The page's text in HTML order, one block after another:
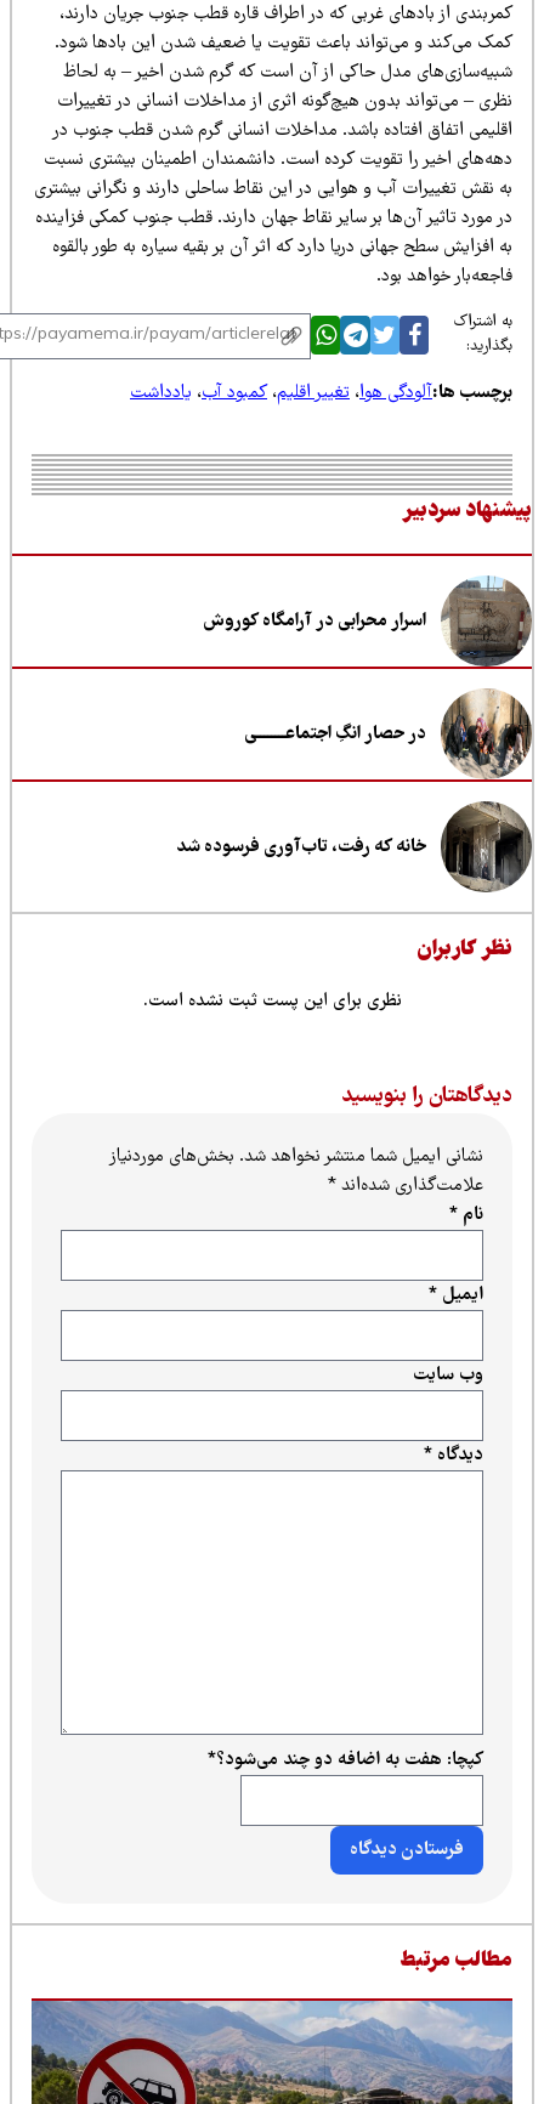
از بادهای غربی که در اطراف قاره قطب جنوب جریان دارند،
می‌کند و می‌تواند باعث تقویت یا ضعیف شدن این بادها شود.
مدل حاکی از آن است که گرم شدن اخیر – به لحاظ
– می‌تواند بدون هیچ‌گونه اثری از مداخلات انسانی در تغییرات
اتفاق افتاده باشد. مداخلات انسانی گرم شدن قطب جنوب در
اخیر را تقویت کرده است. دانشمندان اطمینان بیشتری نسبت
نقش تغییرات آب و هوایی در این نقاط ساحلی دارند و نگرانی بیشتری
مورد تاثیر آن‌ها بر سایر نقاط جهان دارند. قطب جنوب کمکی فزاینده
افزایش سطح جهانی دریا دارد که اثر آن بر بقیه سیاره به طور بالقوه
خواهد بود.
اشتراک
ها:آلودگی هوا،تغییر اقلیم،کمبود آب،یادداشت
سردبیر
اسرار محرابی در آرامگاه کوروش
در حصار انگِ اجتماعــــــــی
خانه که رفت، تاب‌آوری فرسوده شد
کاربران
نظری برای این پست ثبت نشده است.
را بنویسید
نشانی ایمیل شما منتشر نخواهد شد.بخش‌های موردنیاز
علامت‌گذاری شده‌اند*
دیدگاه*
ایمیل*
وب‌ سایت
کپچا: هفت به اضافه دو چند می‌شود؟*
مرتبط